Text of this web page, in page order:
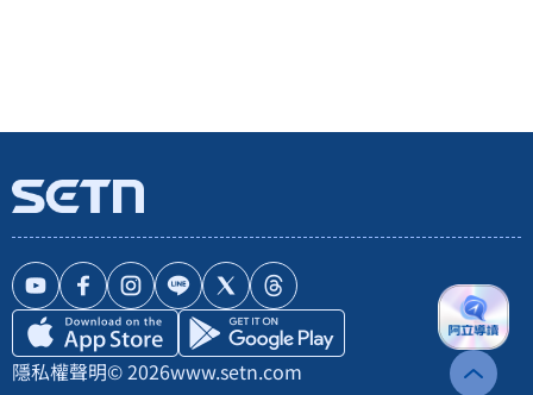
隱私權聲明© 2026www.setn.com